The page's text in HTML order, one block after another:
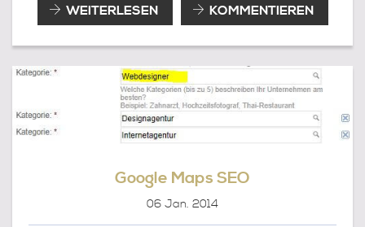
BERLIN
BEKOMMT
EIGENE
WEITERLESEN KOMMENTIEREN
Google Maps SEO
06 Jan. 2014